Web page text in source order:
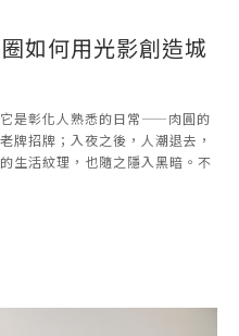
如何用光影創造城
是彰化人熟悉的日常——肉圓的
牌招牌；入夜之後，人潮退去，
生活紋理，也隨之隱入黑暗。不